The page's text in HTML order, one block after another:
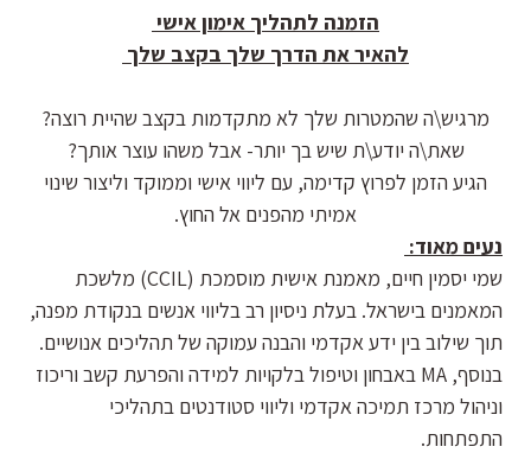
הזמנה לתהליך אימון אישי
להאיר את הדרך שלך בקצב שלך
מרגיש\ה שהמטרות שלך לא מתקדמות בקצב שהיית רוצה?
שאת\ה יודע\ת שיש בך יותר- אבל משהו עוצר אותך?
הגיע הזמן לפרוץ קדימה, עם ליווי אישי וממוקד וליצור שינוי
אמיתי מהפנים אל החוץ.
נעים מאוד:
שמי יסמין חיים, מאמנת אישית מוסמכת (CCIL) מלשכת
המאמנים בישראל. בעלת ניסיון רב בליווי אנשים בנקודת מפנה,
תוך שילוב בין ידע אקדמי והבנה עמוקה של תהליכים אנושיים.
בנוסף, MA באבחון וטיפול בלקויות למידה והפרעת קשב וריכוז
וניהול מרכז תמיכה אקדמי וליווי סטודנטים בתהליכי
התפתחות.